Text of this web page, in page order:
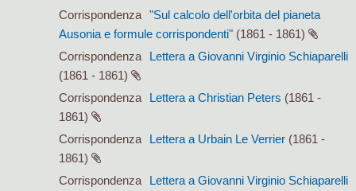
Corrispondenza
"Sul calcolo dell'orbita del pianeta
Ausonia e formule corrispondenti" (1861 - 1861)
Corrispondenza
Lettera a Giovanni Virginio Schiaparelli
(1861 - 1861)
Corrispondenza
Lettera a Christian Peters (1861 -
1861)
Corrispondenza
Lettera a Urbain Le Verrier (1861 -
1861)
Corrispondenza
Lettera a Giovanni Virginio Schiaparelli